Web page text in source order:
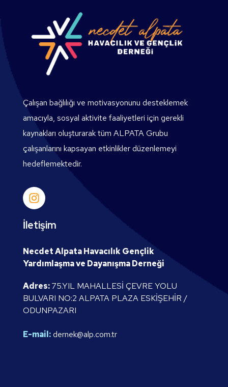
Çalışan bağlılığı ve motivasyonunu desteklemek
amacıyla, sosyal aktivite faaliyetleri için gerekli
kaynakları oluşturarak tüm ALPATA Grubu
çalışanlarını kapsayan etkinlikler düzenlemeyi
hedeflemektedir.
İletişim
Necdet Alpata Havacılık Gençlik
Yardımlaşma ve Dayanışma Derneği
Adres:75.YIL MAHALLESİ ÇEVRE YOLU
BULVARI NO:2 ALPATA PLAZA ESKİŞEHİR /
ODUNPAZARI
E-mail:dernek@alp.com.tr